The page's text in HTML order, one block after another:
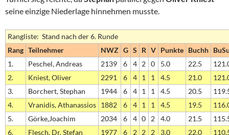
seine einzige Niederlage hinnehmen musste.
Rangliste: Stand nach der 6. Runde
Rang Teilnehmer NWZ G S R V Punkte Buchh
1.
Peschel, Andreas 2139 6 4 2 0 5.0 22.5
2.
Kniest, Oliver 2291 6 4 1 1 4.5 21.0
3.
Borchert, Stephan 1944 6 4 1 1 4.5 20.5
4.
Vranidis, Athanassios 1882 6 4 1 1 4.5 19.5
5.
Görke,Joachim 2034 6 4 0 2 4.0 21.5
6.
Flesch, Dr. Stefan 1977 6 2 2 2 3.0 22.0